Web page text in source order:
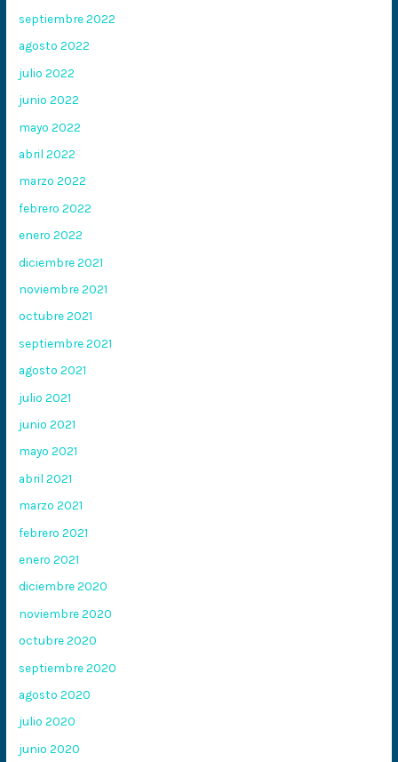
septiembre 2022
agosto 2022
julio 2022
junio 2022
mayo 2022
abril 2022
marzo 2022
febrero 2022
enero 2022
diciembre 2021
noviembre 2021
octubre 2021
septiembre 2021
agosto 2021
julio 2021
junio 2021
mayo 2021
abril 2021
marzo 2021
febrero 2021
enero 2021
diciembre 2020
noviembre 2020
octubre 2020
septiembre 2020
agosto 2020
julio 2020
junio 2020